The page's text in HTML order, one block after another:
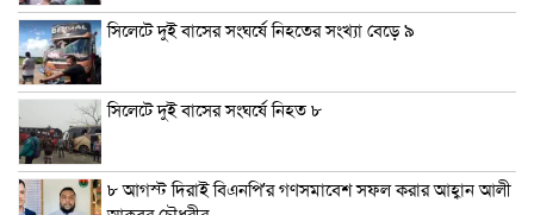
সিলেটে দুই বাসের সংঘর্ষে নিহতের সংখ্যা বেড়ে ৯
সিলেটে দুই বাসের সংঘর্ষে নিহত ৮
৮ আগস্ট দিরাই বিএনপি’র গণসমাবেশ সফল করার আহ্বান আলী